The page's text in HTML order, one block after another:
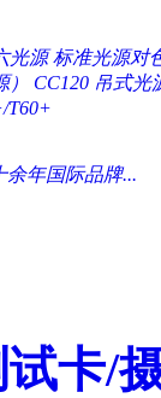
光源 标准光源对
CC120 吊式
T60+
余年国际品牌...
卡/